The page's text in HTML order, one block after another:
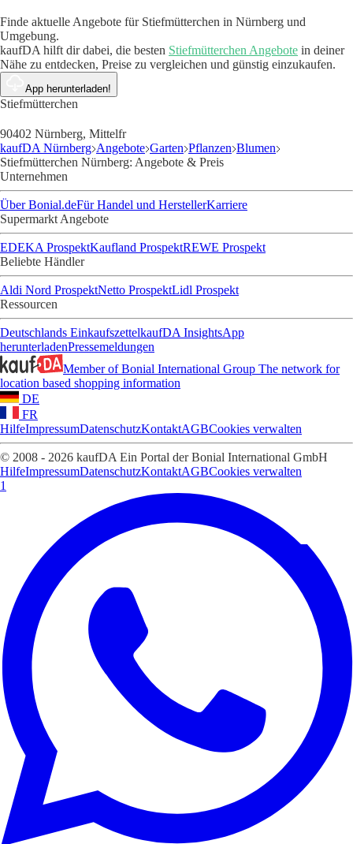
Finde aktuelle Angebote für Stiefmütterchen in Nürnberg und
Umgebung.
kaufDA hilft dir dabei, die besten Stiefmütterchen Angebote in deiner
Nähe zu entdecken, Preise zu vergleichen und günstig einzukaufen.
App herunterladen!
Stiefmütterchen
90402 Nürnberg, Mittelfr
kaufDA Nürnberg Angebote Garten Pflanzen Blumen
Stiefmütterchen Nürnberg: Angebote & Preis
Unternehmen
Über Bonial.deFür Handel und HerstellerKarriere
Supermarkt Angebote
EDEKA ProspektKaufland ProspektREWE Prospekt
Beliebte Händler
Aldi Nord ProspektNetto ProspektLidl Prospekt
Ressourcen
Deutschlands EinkaufszettelkaufDA InsightsApp
herunterladenPressemeldungen
Member of Bonial International Group The network for
location based shopping information
DE
FR
HilfeImpressumDatenschutzKontaktAGBCookies verwalten
© 2008 - 2026 kaufDA Ein Portal der Bonial International GmbH
HilfeImpressumDatenschutzKontaktAGBCookies verwalten
1